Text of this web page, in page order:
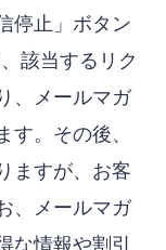
停止」ボタン
該当するリク
、メールマガ
。その後、
ますが、お客
、メールマガ
な情報や割引